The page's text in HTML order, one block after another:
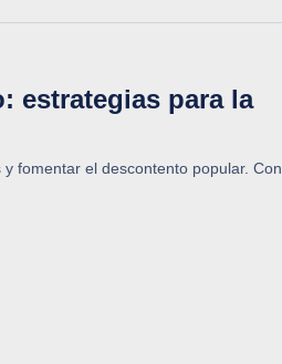
estrategias para la
fomentar el descontento popular. Con